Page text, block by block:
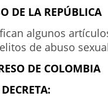
DE LA REPÚBLICA
algunos
de abuso
DE COLOMBIA
DECRETA: